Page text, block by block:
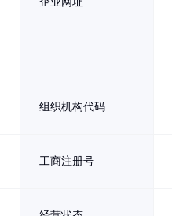
组织机构代码
工商注册号